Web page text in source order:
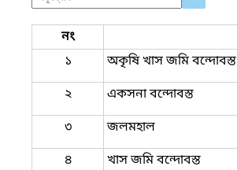
নং
১
অকৃষি খাস জমি বন্দোবস্ত
২
একসনা বন্দোবস্ত
৩
জলমহাল
৪
খাস জমি বন্দোবস্ত